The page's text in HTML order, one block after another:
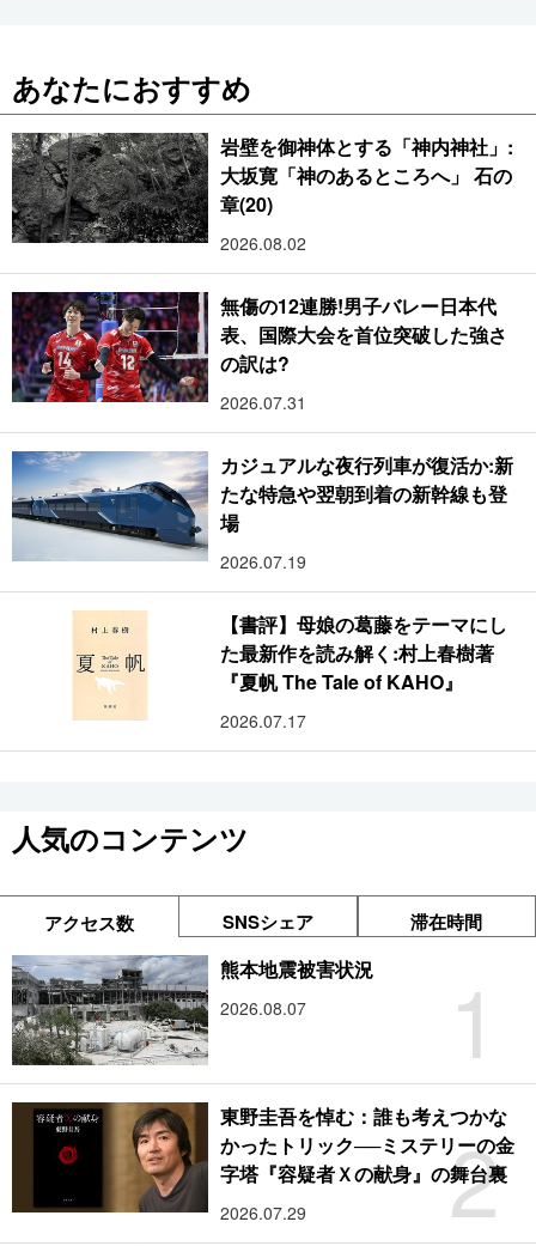
あなたにおすすめ
岩壁を御神体とする「神内神社」:
大坂寛「神のあるところへ」 石の
章(20)
2026.08.02
無傷の12連勝!男子バレー日本代
表、国際大会を首位突破した強さ
の訳は?
2026.07.31
カジュアルな夜行列車が復活か:新
たな特急や翌朝到着の新幹線も登
場
2026.07.19
【書評】母娘の葛藤をテーマにし
た最新作を読み解く:村上春樹著
『夏帆 The Tale of KAHO』
2026.07.17
人気のコンテンツ
アクセス数 SNSシェア 滞在時間
1
熊本地震被害状況
2026.08.07
2
東野圭吾を悼む：誰も考えつかな
かったトリック──ミステリーの金
字塔『容疑者Ｘの献身』の舞台裏
2026.07.29